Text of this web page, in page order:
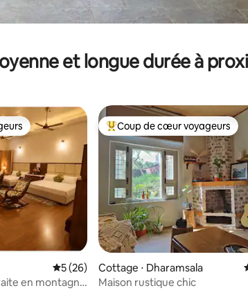
et longue durée à
les plus appréciés
Évaluation moyenne sur la base de 26
5 (26)
en montagne
Coups de cœur voyageurs les
Coup de cœur voyageurs
Cottage ⋅ Dharamsala
Maison rustique chic